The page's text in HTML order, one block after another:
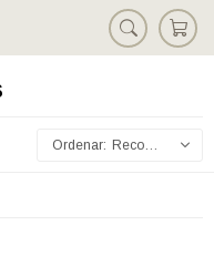
Recomendados